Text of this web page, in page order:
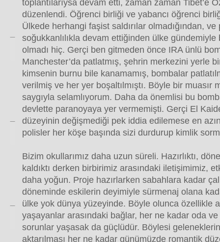
toplantılarıysa devam etti, zaman zaman Tibet’e
düzenlendi. Öğrenci birliği ve yabancı öğrenci
Ülkede herhangi faşist saldırılar olmadığından,
soğukkanlılıkla devam ettiğinden ülke gündemiyle
olmadı hiç. Gerçi ben gitmeden önce IRA ünlü
Manchester’da patlatmış, şehrin merkezini yerle
kimsenin burnu bile kanamamış, bombalar
verilmiş ve her yer boşaltılmıştı. Böyle bir muasır
saygıyla selamlıyorum. Daha da önemlisi bu
devlette paranoyaya yer vermemişti. Gerçi El
düzeyinin değişmediği pek iddia edilemese en
polisler her köşe başında sizi durdurup kimlik
Bizim okullarımız daha uzun süreli. Hazırlıktı,
kaldıktı derken birbirimiz arasındaki iletişimimiz,
daha yoğun. Proje hazırlarken sabahlara kadar
döneminde eskilerin deyimiyle sürmenaj olana
ülke yok dünya yüzeyinde. Böyle olunca özellikle
yaşayanlar arasındaki bağlar, her ne kadar oda ve
sorunlar yaşasak da güçlüdür. Böylesi
aktarılması her ne kadar günümüzde romantik